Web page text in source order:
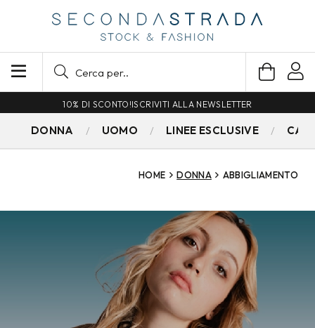
SPEDIZIONE GRATUITA PER ORDINI SUPERIORI A 79€
DONNA UOMO LINEE ESCLUSIVE
HOME DONNA ABBIGLIAMENTO